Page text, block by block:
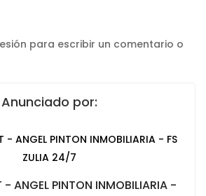
para escribir un comentario o
Anunciado por:
- ANGEL PINTON INMOBILIARIA -